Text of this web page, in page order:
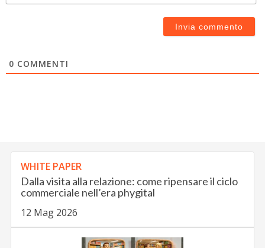
0 COMMENTI
WHITE PAPER
Dalla visita alla relazione: come ripensare il ciclo
commerciale nell’era phygital
12 Mag 2026